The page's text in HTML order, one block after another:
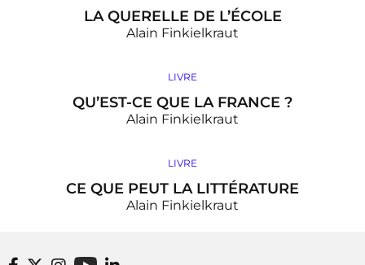
LA QUERELLE DE L’ÉCOLE
Alain Finkielkraut
LIVRE
QU’EST-CE QUE LA FRANCE ?
Alain Finkielkraut
LIVRE
CE QUE PEUT LA LITTÉRATURE
Alain Finkielkraut